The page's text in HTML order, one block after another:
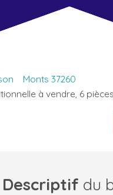
Monts 37260
à vendre, 6
Descriptif du